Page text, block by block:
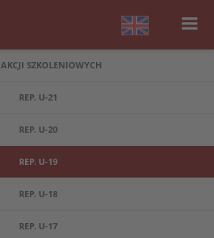
SZKOLENIOWYCH
REP. U-21
REP. U-20
REP. U-19
REP. U-18
REP. U-17